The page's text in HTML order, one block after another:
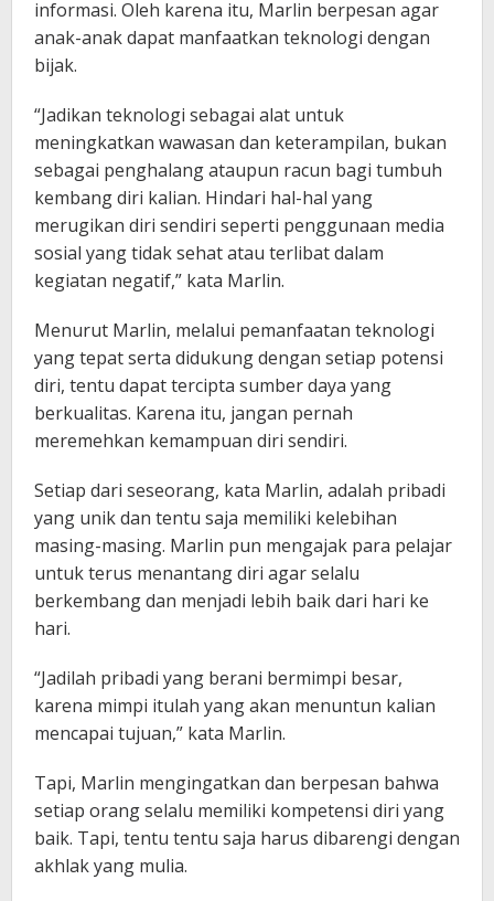
informasi. Oleh karena itu, Marlin berpesan agar
anak-anak dapat manfaatkan teknologi dengan
bijak.
“Jadikan teknologi sebagai alat untuk
meningkatkan wawasan dan keterampilan, bukan
sebagai penghalang ataupun racun bagi tumbuh
kembang diri kalian. Hindari hal-hal yang
merugikan diri sendiri seperti penggunaan media
sosial yang tidak sehat atau terlibat dalam
kegiatan negatif,” kata Marlin.
Menurut Marlin, melalui pemanfaatan teknologi
yang tepat serta didukung dengan setiap potensi
diri, tentu dapat tercipta sumber daya yang
berkualitas. Karena itu, jangan pernah
meremehkan kemampuan diri sendiri.
Setiap dari seseorang, kata Marlin, adalah pribadi
yang unik dan tentu saja memiliki kelebihan
masing-masing. Marlin pun mengajak para pelajar
untuk terus menantang diri agar selalu
berkembang dan menjadi lebih baik dari hari ke
hari.
“Jadilah pribadi yang berani bermimpi besar,
karena mimpi itulah yang akan menuntun kalian
mencapai tujuan,” kata Marlin.
Tapi, Marlin mengingatkan dan berpesan bahwa
setiap orang selalu memiliki kompetensi diri yang
baik. Tapi, tentu tentu saja harus dibarengi dengan
akhlak yang mulia.